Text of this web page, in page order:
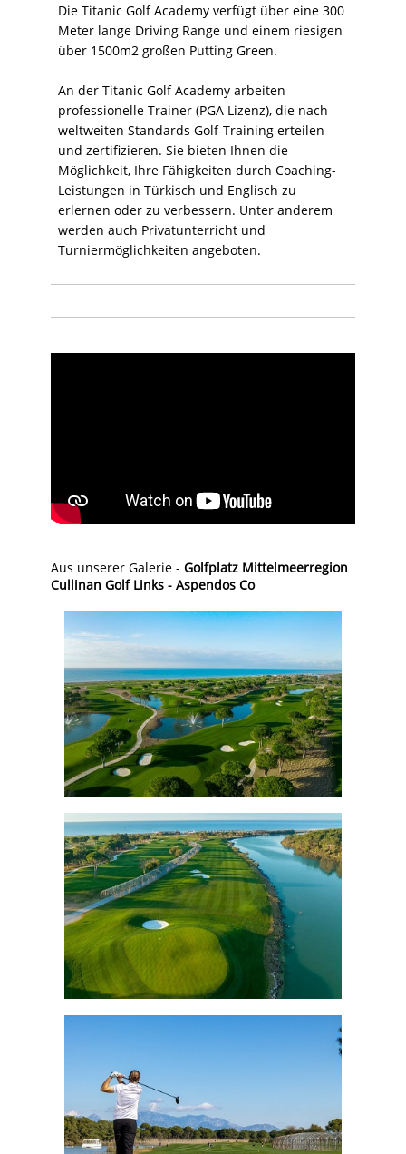
Die Titanic Golf Academy verfügt über eine 300
Meter lange Driving Range und einem riesigen
über 1500m2 großen Putting Green.
An der Titanic Golf Academy arbeiten
professionelle Trainer (PGA Lizenz), die nach
weltweiten Standards Golf-Training erteilen
und zertifizieren. Sie bieten Ihnen die
Möglichkeit, Ihre Fähigkeiten durch Coaching-
Leistungen in Türkisch und Englisch zu
erlernen oder zu verbessern. Unter anderem
werden auch Privatunterricht und
Turniermöglichkeiten angeboten.
Aus unserer Galerie - Golfplatz Mittelmeerregion
Cullinan Golf Links - Aspendos Co